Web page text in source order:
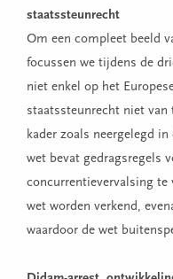
staatssteunrecht
Om een compleet beeld
focussen we tijdens de
niet enkel op het
staatssteunrecht niet
kader zoals neergelegd
wet bevat gedragsregels
concurrentievervalsing te
wet worden verkend,
waardoor de wet